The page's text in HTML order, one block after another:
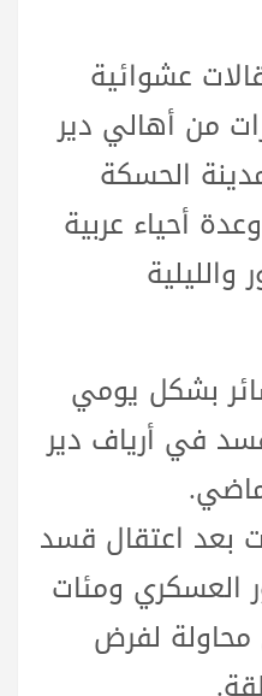
عشوائية
من أهالي دير
الحسكة
أحياء عربية
بشكل يومي
في أرياف دير
بعد اعتقال قسد
العسكري ومئات
محاولة لفرض